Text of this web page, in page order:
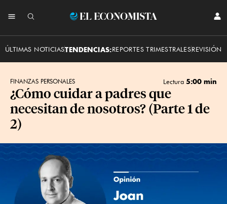
El
ÚLTIMAS NOTICIASTENDENCIAS:REPORTES TRIMESTRALESREVISIÓN
FINANZAS PERSONALES Lectura 5:00 min
¿Cómo cuidar a padres que
necesitan de nosotros? (Parte 1 de
2)